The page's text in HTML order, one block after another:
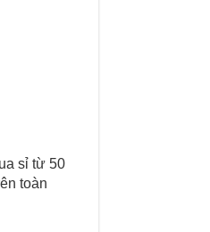
sỉ từ 50
toàn